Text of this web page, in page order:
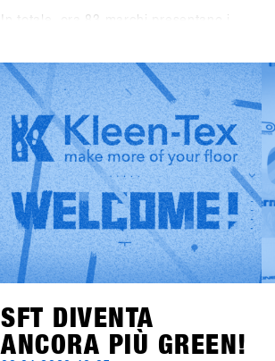
produttori di occhiali come 100%,
Spektrum e Chpo, la marca di
abbigliamento Beyond Medals, il
rinomato produttore di telecamere Ego
GoPro, il marchio di accessori HAE
(precedentemente Hä?) e il marchio di
crema solare Sun Bum stanno
mostrando le loro collezioni.
Particolarmente emozionante è la
notizia dell'aggiunta nel settore
Hardware per Snowboard: anche Tur
Snowboards dalla Svezia è
presente.Accedi a SHOPS 1st BASE
per scoprire di più su questi nuovi
marchi!
SFT DIVENTA
ANCORA PIÙ GREEN!